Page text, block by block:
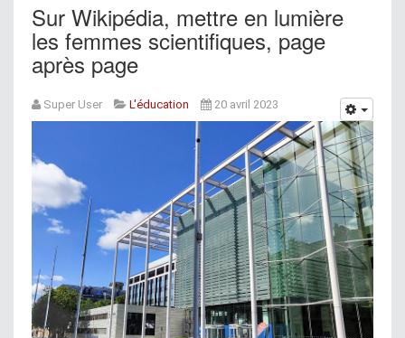
Sur Wikipédia, mettre en lumière
les femmes scientifiques, page
après page
Super User L'éducation 20 avril 2023